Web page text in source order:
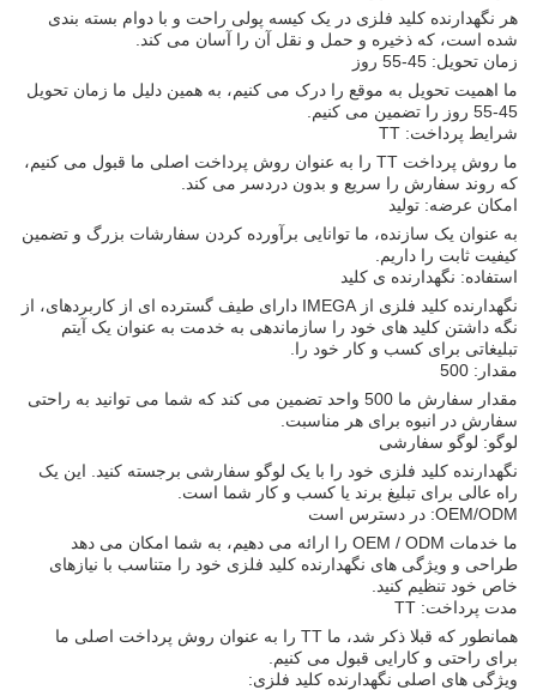
هر نگهدارنده کلید فلزی در یک کیسه پولی راحت و با دوام بسته بندی
شده است، که ذخیره و حمل و نقل آن را آسان می کند.
زمان تحویل: 45-55 روز
ما اهمیت تحویل به موقع را درک می کنیم، به همین دلیل ما زمان تحویل
45-55 روز را تضمین می کنیم.
شرایط پرداخت: TT
ما روش پرداخت TT را به عنوان روش پرداخت اصلی ما قبول می کنیم،
که روند سفارش را سریع و بدون دردسر می کند.
امکان عرضه: تولید
به عنوان یک سازنده، ما توانایی برآورده کردن سفارشات بزرگ و تضمین
کیفیت ثابت را داریم.
استفاده: نگهدارنده ی کلید
نگهدارنده کلید فلزی از IMEGA دارای طیف گسترده ای از کاربردهای، از
نگه داشتن کلید های خود را سازماندهی به خدمت به عنوان یک آیتم
تبلیغاتی برای کسب و کار خود را.
مقدار: 500
مقدار سفارش ما 500 واحد تضمین می کند که شما می توانید به راحتی
سفارش در انبوه برای هر مناسبت.
لوگو: لوگو سفارشی
نگهدارنده کلید فلزی خود را با یک لوگو سفارشی برجسته کنید. این یک
راه عالی برای تبلیغ برند یا کسب و کار شما است.
OEM/ODM: در دسترس است
ما خدمات OEM / ODM را ارائه می دهیم، به شما امکان می دهد
طراحی و ویژگی های نگهدارنده کلید فلزی خود را متناسب با نیازهای
خاص خود تنظیم کنید.
مدت پرداخت: TT
همانطور که قبلا ذکر شد، ما TT را به عنوان روش پرداخت اصلی ما
برای راحتی و کارایی قبول می کنیم.
ویژگی های اصلی نگهدارنده کلید فلزی: